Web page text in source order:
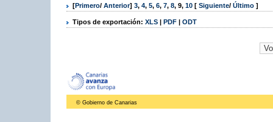
[Primero/ Anterior] 3, 4, 5, 6, 7, 8, 9, 10 [ Siguiente/ Último ]
Tipos de exportación: XLS | PDF | ODT
© Gobierno de Canarias